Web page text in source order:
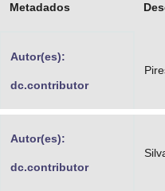
Planalto
Metadados
Autor(es):
dc.contributor
Autor(es):
dc.contributor